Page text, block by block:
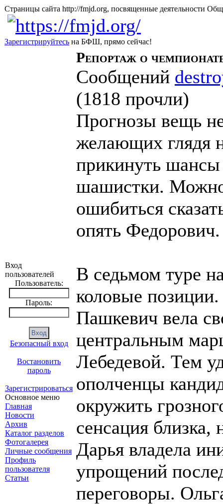
Страницы сайта http://fmjd.org, посвященные
Зарегистрируйтесь на БФШ, прямо сейчас!
Вход
пользователей
Пользователь:
Пароль:
Безопасный вход
Востановить
пароль
Зарегистрироваться
Основное меню
Главная
Новости
Архив
Каталог разделов
Фотогалерея
Личные сообщения
Профиль
пользователя
Статьи
Репортаж о
Сообщений
(1818 прочли)
Прогнозы вещь
желающих глядя
прикинуть
шашистки. Можно
ошибиться
опять Федорович.
В седьмом туре
коловые
Пашкевич вела
центральным
Лебедевой. Тем
ополченцы
окружить
сенсация близка,
Дарья владела
упрощений
переговоры.